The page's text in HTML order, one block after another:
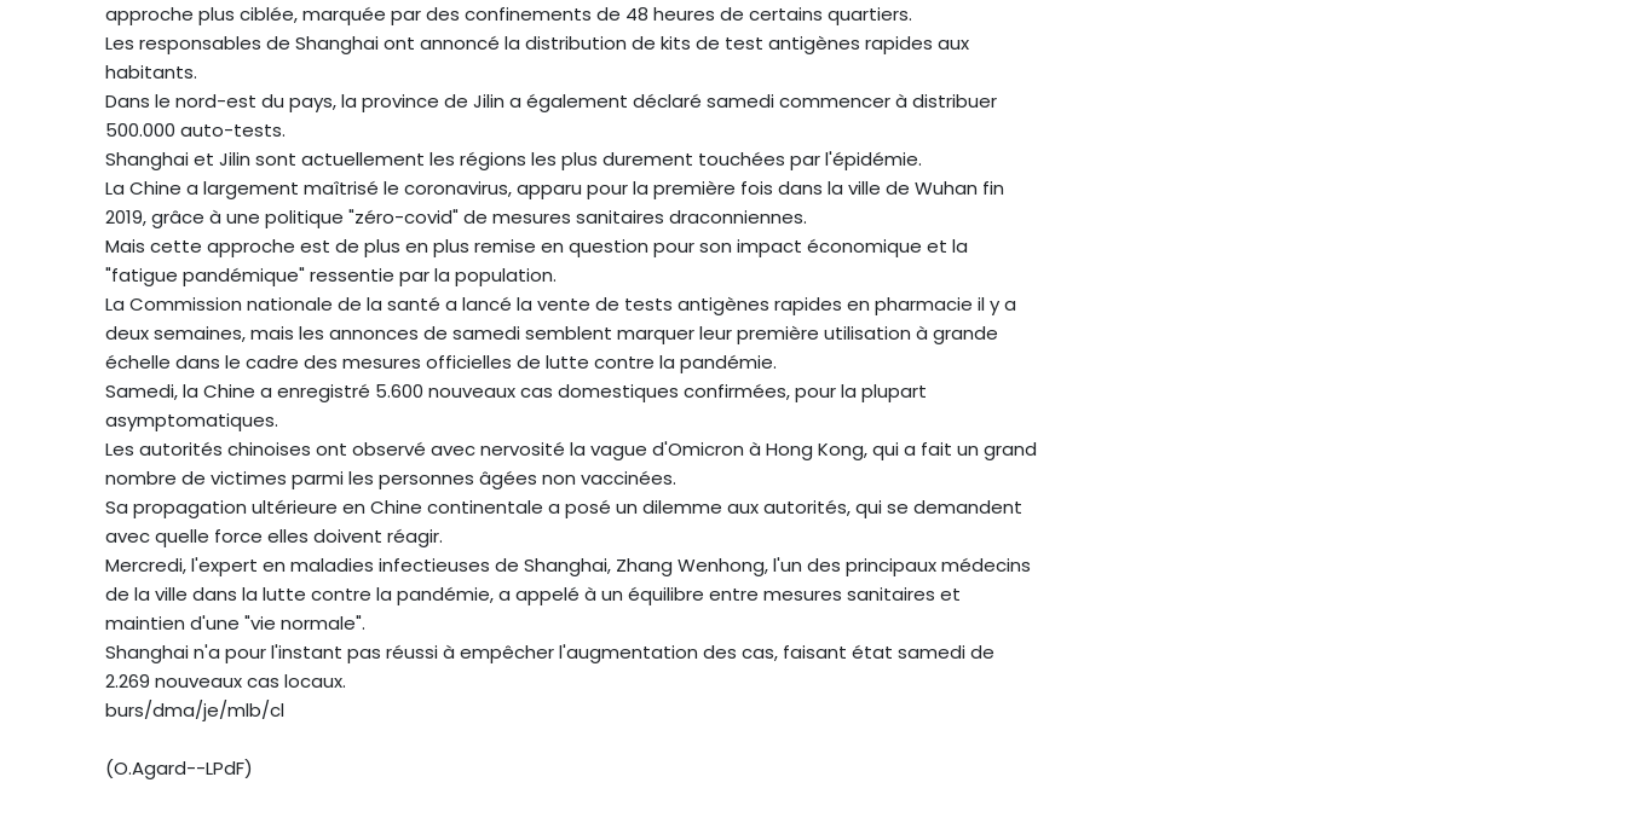
approche plus ciblée, marquée par des confinements de 48 heures de certains quartiers.
Les responsables de Shanghai ont annoncé la distribution de kits de test antigènes rapides aux
habitants.
Dans le nord-est du pays, la province de Jilin a également déclaré samedi commencer à distribuer
500.000 auto-tests.
Shanghai et Jilin sont actuellement les régions les plus durement touchées par l'épidémie.
La Chine a largement maîtrisé le coronavirus, apparu pour la première fois dans la ville de Wuhan fin
2019, grâce à une politique "zéro-covid" de mesures sanitaires draconniennes.
Mais cette approche est de plus en plus remise en question pour son impact économique et la
"fatigue pandémique" ressentie par la population.
La Commission nationale de la santé a lancé la vente de tests antigènes rapides en pharmacie il y a
deux semaines, mais les annonces de samedi semblent marquer leur première utilisation à grande
échelle dans le cadre des mesures officielles de lutte contre la pandémie.
Samedi, la Chine a enregistré 5.600 nouveaux cas domestiques confirmées, pour la plupart
asymptomatiques.
Les autorités chinoises ont observé avec nervosité la vague d'Omicron à Hong Kong, qui a fait un grand
nombre de victimes parmi les personnes âgées non vaccinées.
Sa propagation ultérieure en Chine continentale a posé un dilemme aux autorités, qui se demandent
avec quelle force elles doivent réagir.
Mercredi, l'expert en maladies infectieuses de Shanghai, Zhang Wenhong, l'un des principaux médecins
de la ville dans la lutte contre la pandémie, a appelé à un équilibre entre mesures sanitaires et
maintien d'une "vie normale".
Shanghai n'a pour l'instant pas réussi à empêcher l'augmentation des cas, faisant état samedi de
2.269 nouveaux cas locaux.
burs/dma/je/mlb/cl
(O.Agard--LPdF)